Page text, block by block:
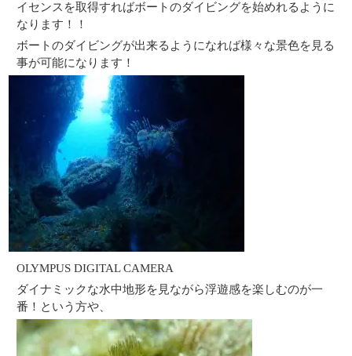
イセンスを取得すればボートのダイビングを始めれるように
なります！！
ボートのダイビングが出来るようになれば様々な景色を見る
事が可能になります！
OLYMPUS DIGITAL CAMERA
ダイナミックな水中地形を見ながら浮遊感を楽しむのが一
番！という方や、